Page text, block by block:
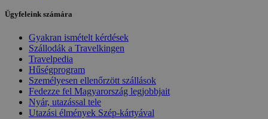
Ügyfeleink számára
Gyakran ismételt kérdések
Szállodák a Travelkingen
Travelpedia
Hűségprogram
Személyesen ellenőrzött szállások
Fedezze fel Magyarország legjobbjait
Nyár, utazással tele
Utazási élmények Szép-kártyával